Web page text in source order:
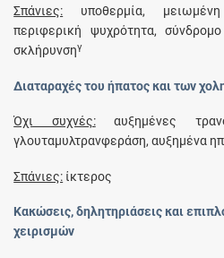
Σπάνιες: υποθερμία,
περιφερική ψυχρότητα,
σκλήρυνσηγ
Διαταραχές του ήπατος και των
Όχι συχνές:αυξημένες
γλουταμυλτρανφεράση, αυξημένα
Σπάνιες: ίκτερος
Κακώσεις, δηλητηριάσεις και
χειρισμών